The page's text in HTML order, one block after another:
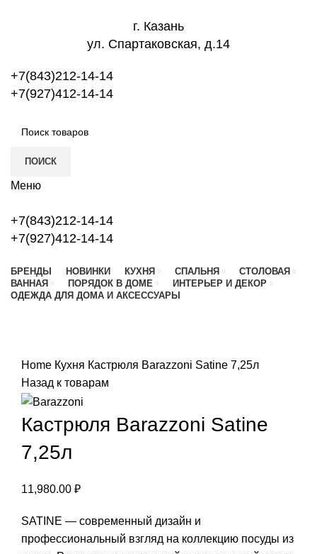
г. Казань
ул. Спартаковская, д.14
+7(843)212-14-14
+7(927)412-14-14
ПОИСК
Меню
+7(843)212-14-14
+7(927)412-14-14
БРЕНДЫ НОВИНКИ КУХНЯ СПАЛЬНЯ
СТОЛОВАЯ
ВАННАЯ
ПОРЯДОК В ДОМЕ
ИНТЕРЬЕР И ДЕКОР
ОДЕЖДА ДЛЯ ДОМА И АКСЕССУАРЫ
Home Кухня Кастрюля Barazzoni Satine 7,25л
Назад к товарам
Кастрюля Barazzoni Satine
7,25л
11,980.00 ₽
SATINE — современный дизайн и
профессиональный взгляд на коллекцию посуды из